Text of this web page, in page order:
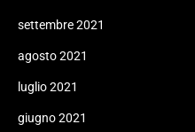
settembre 2021
agosto 2021
luglio 2021
giugno 2021